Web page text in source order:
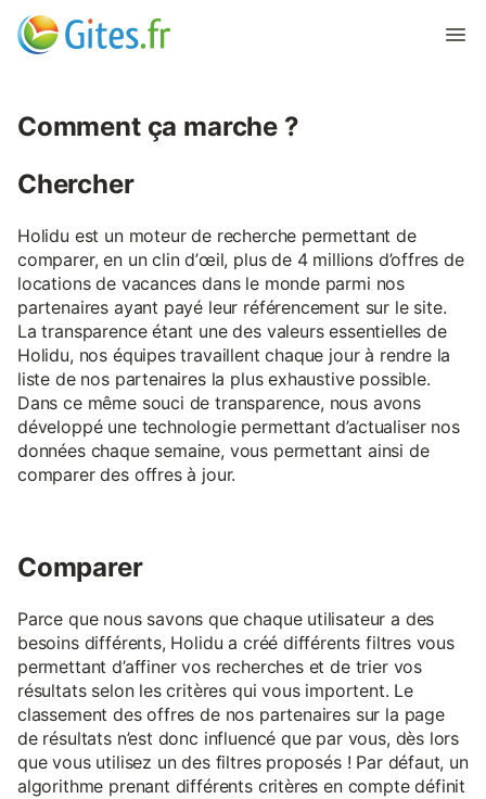
Comment ça marche ?
Chercher
Holidu est un moteur de recherche permettant de
comparer, en un clin d’œil, plus de 4 millions d’offres de
locations de vacances dans le monde parmi nos
partenaires ayant payé leur référencement sur le site.
La transparence étant une des valeurs essentielles de
Holidu, nos équipes travaillent chaque jour à rendre la
liste de nos partenaires la plus exhaustive possible.
Dans ce même souci de transparence, nous avons
développé une technologie permettant d’actualiser nos
données chaque semaine, vous permettant ainsi de
comparer des offres à jour.
Comparer
Parce que nous savons que chaque utilisateur a des
besoins différents, Holidu a créé différents filtres vous
permettant d’affiner vos recherches et de trier vos
résultats selon les critères qui vous importent. Le
classement des offres de nos partenaires sur la page
de résultats n’est donc influencé que par vous, dès lors
que vous utilisez un des filtres proposés ! Par défaut, un
algorithme prenant différents critères en compte définit